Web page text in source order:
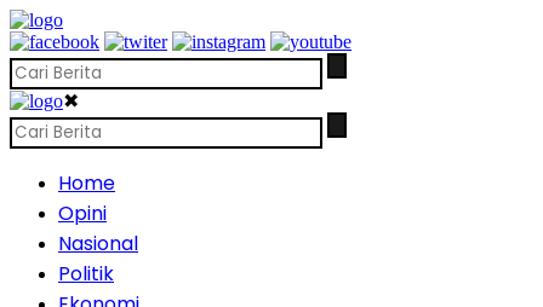
✖
Home
Opini
Nasional
Politik